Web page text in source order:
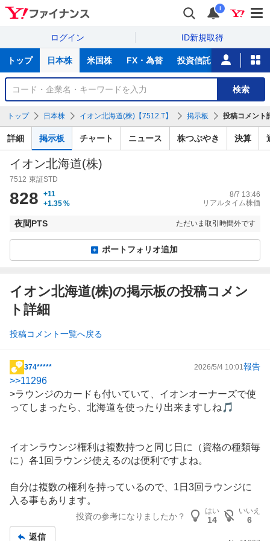
i
ログイン ID新規取得
サ
トップ 日本株 米国株 FX・為替 投資信託 ニュース
銘
検
索
検索
トップ 日本株 イオン北海道(株)【7512.T】 掲示板 投稿コメント
詳細 掲示板 チャート ニュース 株つぶやき 決算
イオン北海道(株)
7512 東証STD
828
+11
+1.35%
8/7 13:46
リアルタイム株価
夜間PTS ただいま取引時間外です
ポートフォリオ追加
イオン北海道(株)の掲示板の投稿コメン
ト詳細
投稿コメント一覧へ戻る
掲
示
板
記
374***** 2026/5/4 10:01 報告
>>11296
>ラウンジのカードも付いていて、 イオンオーナーズで使
ってしまったら、北海道を使ったり出来ますしね🎵
イオンラウンジ権利は複数持つと同じ日に（資格の種類毎
に）各1回ラウンジ使えるのは便利ですよね。
自分は複数の権利を持っているので、1日3回ラウンジに
入る事もあります。
投資の参考になりましたか？
はい
14
いいえ
6
返信